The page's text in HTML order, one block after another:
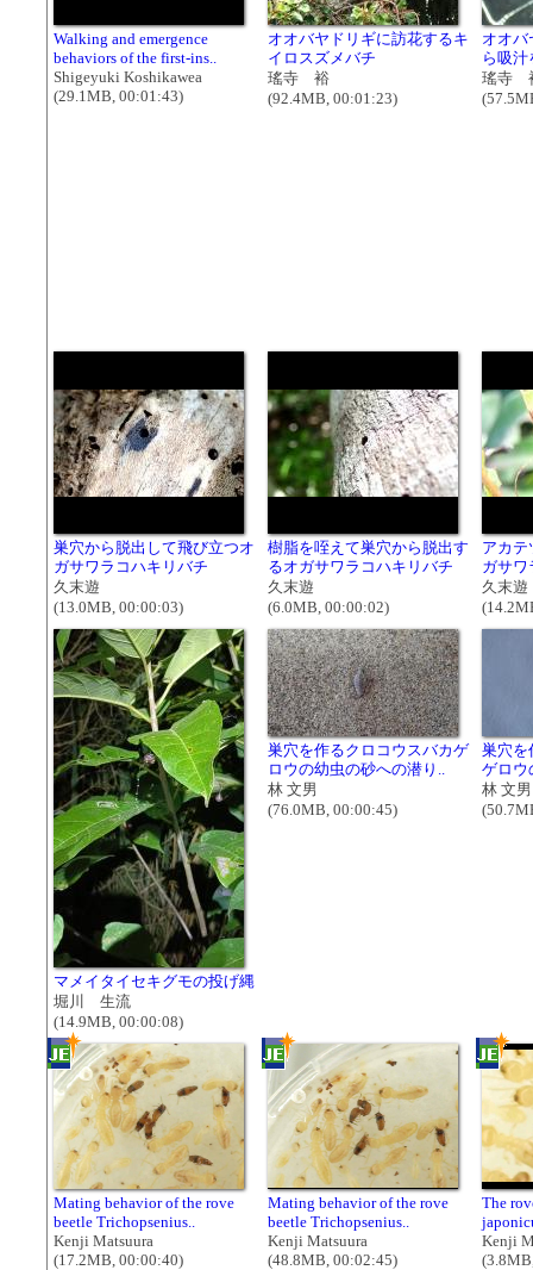
Walking and emergence
behaviors of the first-ins..
Shigeyuki Koshikawea
(29.1MB, 00:01:43)
オオバヤドリギに訪花するキ
イロスズメバチ
瑤寺 裕
(92.4MB, 00:01:23)
オオバ
ら吸
瑤寺
巣穴から脱出して飛び立つオ
ガサワラコハキリバチ
久末遊
(13.0MB, 00:00:03)
樹脂を咥えて巣穴から脱出す
るオガサワラコハキリバチ
久末遊
(6.0MB, 00:00:02)
アカテ
ガサワ
久末遊
マメイタイセキグモの投げ縄
堀川 生流
(14.9MB, 00:00:08)
巣穴を作るクロコウスバカゲ
ロウの幼虫の砂への潜り..
林 文男
(76.0MB, 00:00:45)
巣穴を
ゲロウ
林 文男
Mating behavior of the rove
beetle Trichopsenius..
Kenji Matsuura
(17.2MB, 00:00:40)
Mating behavior of the rove
beetle Trichopsenius..
Kenji Matsuura
(48.8MB, 00:02:45)
The
Kenji